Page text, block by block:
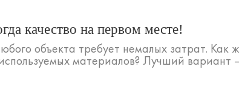
качество на первом месте!
объекта требует немалых затрат. Как
материалов? Лучший вариант